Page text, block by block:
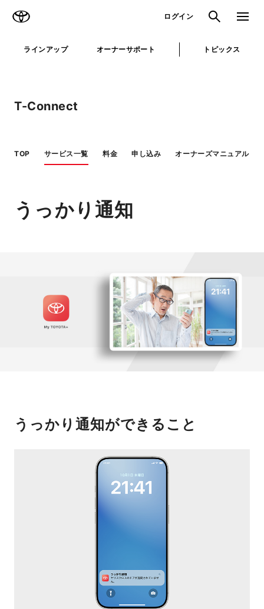
ログイン 検索 メニュ
ラインアップ オーナーサポート トピックス
T-Connect
TOP サービス一覧 料金 申し込み オーナーズマニュアル
うっかり通知
うっかり通知ができること